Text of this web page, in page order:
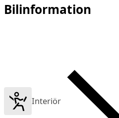
Bilinformation
Interiör